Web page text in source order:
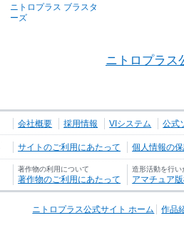
ニトロプラス ブラスタ
ーズ
ニトロプラス
会社概要 採用情報 VIシステム 公式
サイトのご利用にあたって 個人情報の
著作物の利用について
著作物のご利用にあたって
造形活動を行い
アマチュア
ニトロプラス公式サイト ホーム 作品